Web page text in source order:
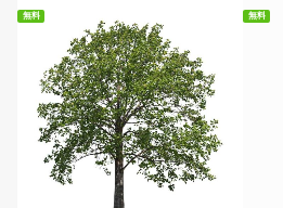
無料
無料ダウンロード
無料